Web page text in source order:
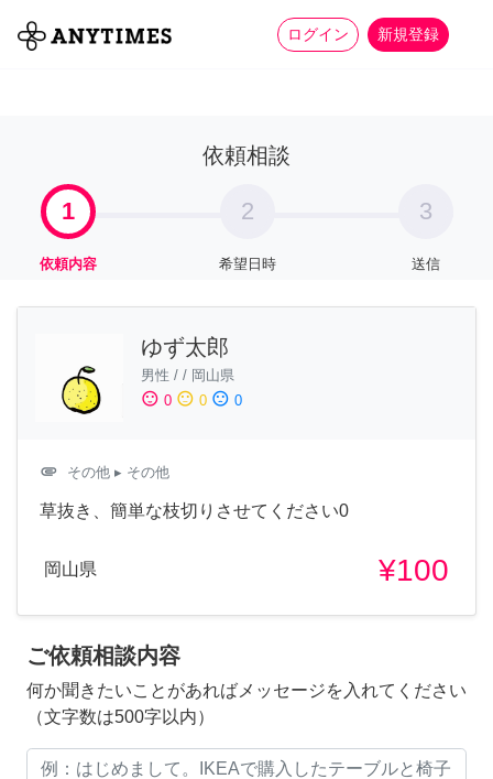
ログイン 新規登録
全て 家事 more_horiz
依頼相談
1
依頼内容
2
希望日時
3
送信
ゆず太郎
男性 / / 岡山県
sentiment_satisfied 0 sentiment_neutral 0 sentiment_dissatisfied 0
attachment その他 ▸ その他
草抜き、簡単な枝切りさせてください0
岡山県 ¥100
ご依頼相談内容
何か聞きたいことがあればメッセージを入れてください
（文字数は500字以内）